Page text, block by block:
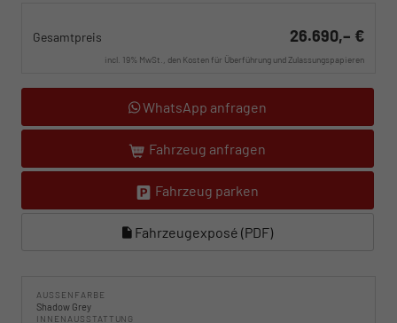
Gesamtpreis 26.690,– €
incl. 19% MwSt., den Kosten für Überführung und Zulassungspapieren
WhatsApp anfragen
Fahrzeug anfragen
Fahrzeug parken
Fahrzeugexposé (PDF)
AUSSENFARBE
Shadow Grey
INNENAUSSTATTUNG